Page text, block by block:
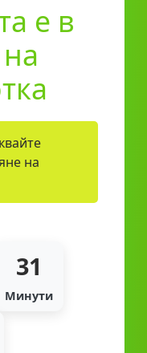
е в
на
31
Минути